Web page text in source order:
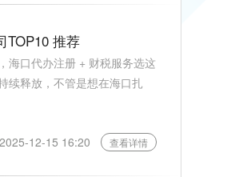
TOP10 推荐
海口代办注册 + 财税服务选这
续释放，不管是想在海口扎
2025-12-15 16:20 查看详情